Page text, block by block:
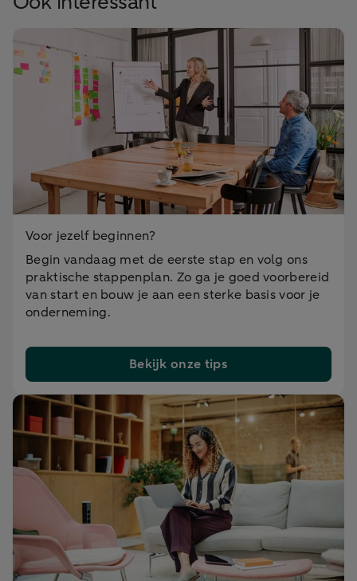
Voor jezelf beginnen?
Begin vandaag met de eerste stap en volg ons
praktische stappenplan. Zo ga je goed voorbereid
van start en bouw je aan een sterke basis voor je
onderneming.
Bekijk onze tips